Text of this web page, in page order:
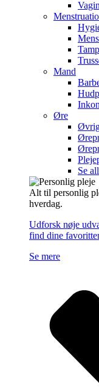
Mand
Øre
Se
Alt til personlig
hverdag.
Udforsk nøje
find dine
Se mere